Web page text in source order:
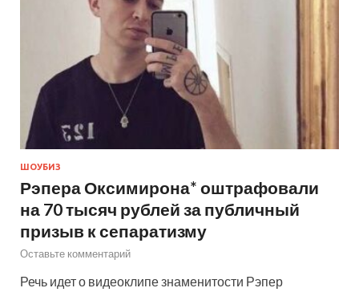
ШОУБИЗ
Рэпера Оксимирона* оштрафовали
на 70 тысяч рублей за публичный
призыв к сепаратизму
Оставьте комментарий
Речь идет о видеоклипе знаменитости Рэпер